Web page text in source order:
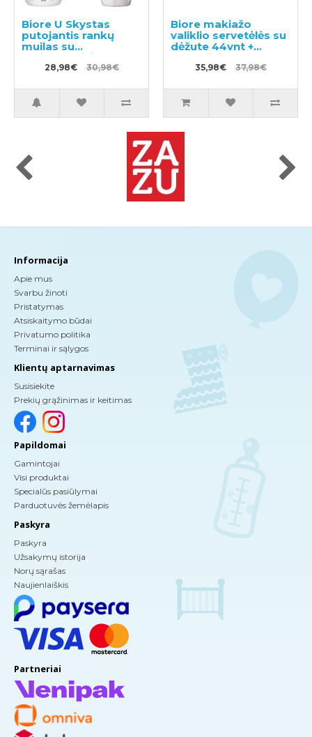
Biore U Skystas
putojantis rankų
muilas su
antibakteriniu
poveikiu, švelnaus
240ml + užpildas
430ml
28,98€ 30,98€
Biore makiažo
valiklio servetėlės su
dėžute 44vnt +
atsarginis blokas
44vnt35,98€ 37,98€
Informacija
Apie mus
Svarbu žinoti
Pristatymas
Atsiskaitymo būdai
Privatumo politika
Terminai ir sąlygos
Klientų aptarnavimas
Susisiekite
Prekių grąžinimas ir keitimas
Papildomai
Gamintojai
Visi produktai
Specialūs pasiūlymai
Parduotuvės žemėlapis
Paskyra
Paskyra
Užsakymų istorija
Norų sąrašas
Naujienlaiškis
Partneriai